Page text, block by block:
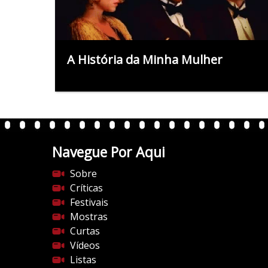
A História da Minha Mulher
Navegue Por Aqui
Sobre
Críticas
Festivais
Mostras
Curtas
Vídeos
Listas